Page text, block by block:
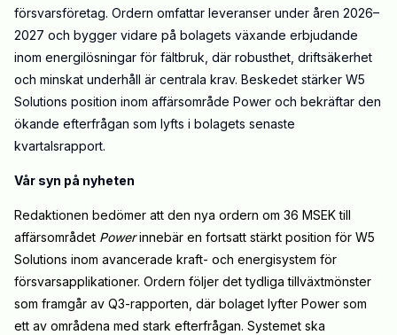
försvarsföretag. Ordern omfattar leveranser under åren 2026–
2027 och bygger vidare på bolagets växande erbjudande
inom energilösningar för fältbruk, där robusthet, driftsäkerhet
och minskat underhåll är centrala krav. Beskedet stärker W5
Solutions position inom affärsområde Power och bekräftar den
ökande efterfrågan som lyfts i bolagets senaste
kvartalsrapport.
Vår syn på nyheten
Redaktionen bedömer att den nya ordern om 36 MSEK till
affärsområdet Powerinnebär en fortsatt stärkt position för W5
Solutions inom avancerade kraft- och energisystem för
försvarsapplikationer. Ordern följer det tydliga tillväxtmönster
som framgår av Q3-rapporten, där bolaget lyfter Power som
ett av områdena med stark efterfrågan. Systemet ska